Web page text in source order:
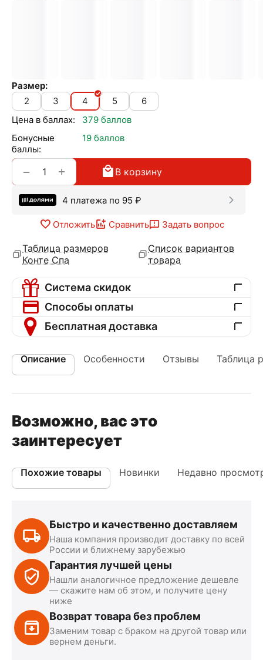
Размер:
2
3 4 5
6
Цена в баллах:
379 баллов
Бонусные
баллы:
19 баллов
+
− В корзину
4 платежа по 95 ₽
Отложить Сравнить Задать вопрос
Таблица размеров
Конте Спа
Список вариантов
товара
Система скидок
Способы оплаты
Бесплатная доставка
Описание Особенности Отзывы Таблица
Возможно, вас это
заинтересует
Похожие товары Новинки Недавно
Быстро и качественно доставляем
Наша компания производит доставку по всей
России и ближнему зарубежью
Гарантия лучшей цены
Нашли аналогичное предложение дешевле
— скажите нам об этом, и получите цену
ниже
Возврат товара без проблем
Заменим товар с браком на другой товар или
вернем деньги.